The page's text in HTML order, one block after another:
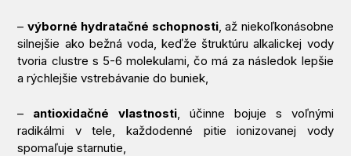
– výborné hydratačné schopnosti, až niekoľkonásobne
silnejšie ako bežná voda, keďže štruktúru alkalickej vody
tvoria clustre s 5-6 molekulami, čo má za následok lepšie
a rýchlejšie vstrebávanie do buniek,
– antioxidačné vlastnosti , účinne bojuje s voľnými
radikálmi v tele, každodenné pitie ionizovanej vody
spomaľuje starnutie,